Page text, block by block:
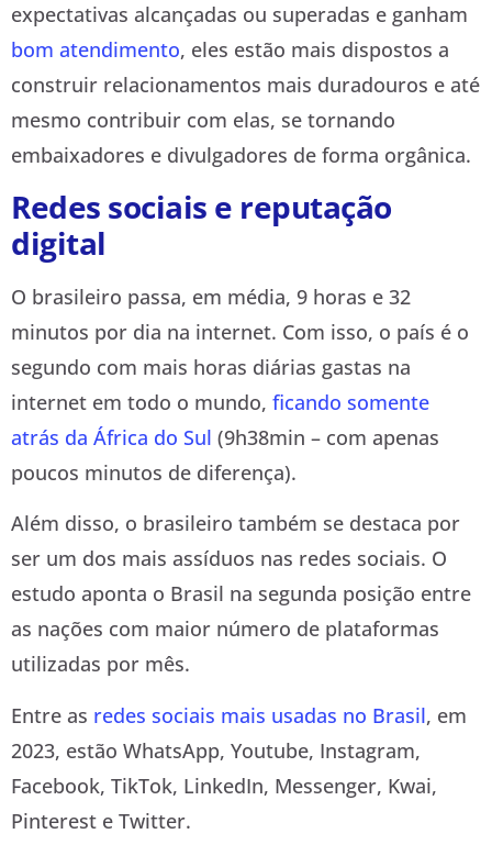
expectativas alcançadas ou superadas e ganham
bom atendimento, eles estão mais dispostos a
construir relacionamentos mais duradouros e até
mesmo contribuir com elas, se tornando
embaixadores e divulgadores de forma orgânica.
Redes sociais e reputação
digital
O brasileiro passa, em média, 9 horas e 32
minutos por dia na internet. Com isso, o país é o
segundo com mais horas diárias gastas na
internet em todo o mundo, ficando somente
atrás da África do Sul (9h38min – com apenas
poucos minutos de diferença).
Além disso, o brasileiro também se destaca por
ser um dos mais assíduos nas redes sociais. O
estudo aponta o Brasil na segunda posição entre
as nações com maior número de plataformas
utilizadas por mês.
Entre as redes sociais mais usadas no Brasil, em
2023, estão WhatsApp, Youtube, Instagram,
Facebook, TikTok, LinkedIn, Messenger, Kwai,
Pinterest e Twitter.